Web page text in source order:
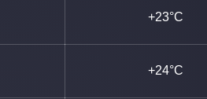
+23°C
+24°C